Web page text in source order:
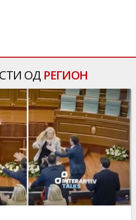
ОД РЕГИОН